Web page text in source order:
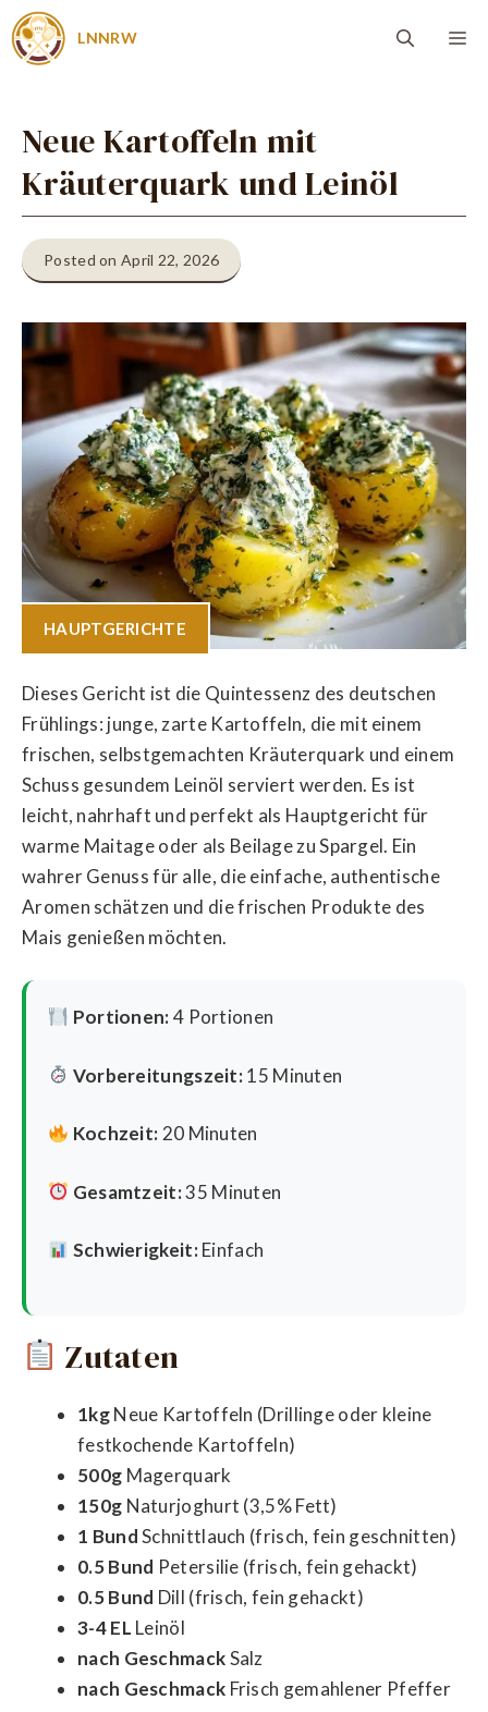
Zum
Inhalt
LNNRW
Neue Kartoffeln mit
Kräuterquark und Leinöl
Posted on April 22, 2026
HAUPTGERICHTE
Dieses Gericht ist die Quintessenz des deutschen
Frühlings: junge, zarte Kartoffeln, die mit einem
frischen, selbstgemachten Kräuterquark und einem
Schuss gesundem Leinöl serviert werden. Es ist
leicht, nahrhaft und perfekt als Hauptgericht für
warme Maitage oder als Beilage zu Spargel. Ein
wahrer Genuss für alle, die einfache, authentische
Aromen schätzen und die frischen Produkte des
Mais genießen möchten.
Portionen:4 Portionen
Vorbereitungszeit:15 Minuten
Kochzeit: 20 Minuten
Gesamtzeit:35 Minuten
Schwierigkeit:Einfach
Zutaten
1kgNeue Kartoffeln (Drillinge oder kleine
festkochende Kartoffeln)
500g Magerquark
150g Naturjoghurt (3,5% Fett)
1 BundSchnittlauch (frisch, fein geschnitten)
0.5 Bund Petersilie (frisch, fein gehackt)
0.5 Bund Dill (frisch, fein gehackt)
3-4 EL Leinöl
nach GeschmackSalz
nach Geschmack Frisch gemahlener Pfeffer